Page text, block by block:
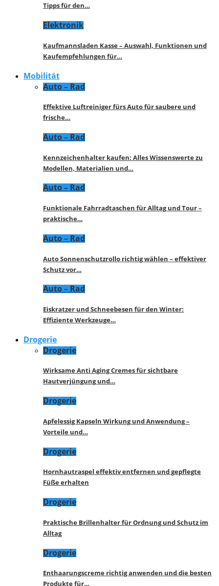
Tipps für den…
Elektronik
Kaufmannsladen Kasse – Auswahl, Funktionen und
Kaufempfehlungen für…
Mobilität
Auto – Rad
Effektive Luftreiniger fürs Auto für saubere und
frische…
Auto – Rad
Kennzeichenhalter kaufen: Alles Wissenswerte zu
Modellen, Materialien und…
Auto – Rad
Funktionale Fahrradtaschen für Alltag und Tour –
praktische…
Auto – Rad
Auto Sonnenschutzrollo richtig wählen – effektiver
Schutz vor…
Auto – Rad
Eiskratzer und Schneebesen für den Winter:
Effiziente Werkzeuge…
Drogerie
Drogerie
Wirksame Anti Aging Cremes für sichtbare
Hautverjüngung und…
Drogerie
Apfelessig Kapseln Wirkung und Anwendung –
Vorteile und…
Drogerie
Hornhautraspel effektiv entfernen und gepflegte
Füße erhalten
Drogerie
Praktische Brillenhalter für Ordnung und Schutz im
Alltag
Drogerie
Enthaarungscreme richtig anwenden und die besten
Produkte für…